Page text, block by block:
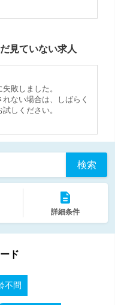
見ていない求人
敗しました。
ない場合は、しばらく
しください。
検索
詳細条件
ド
不問